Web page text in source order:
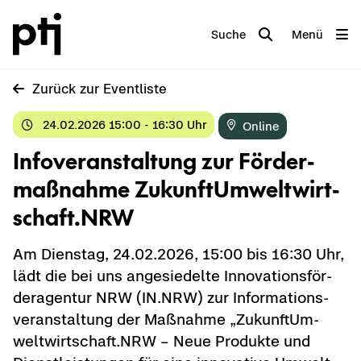
Suche Menü
Zu­rück zur Event­lis­te
24.02.2026 15:00 - 16:30 Uhr On­line
In­fo­ver­an­stal­tung zur För­der­
maß­nah­me Zu­kunf­t­Um­welt­wirt­
schaft.NRW
Am Diens­tag, 24.02.2026, 15:00 bis 16:30 Uhr,
lädt die bei uns an­ge­sie­del­te In­no­va­ti­ons­för­
der­agen­tur NRW (IN.NRW) zur In­for­ma­ti­ons­
ver­an­stal­tung der Maß­nah­me „Zu­kunf­t­Um­
welt­wirt­schaft.NRW – Neue Pro­duk­te und